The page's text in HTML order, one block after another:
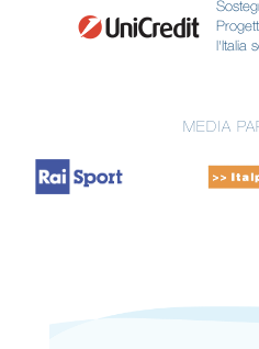
l'Italia
MEDIA